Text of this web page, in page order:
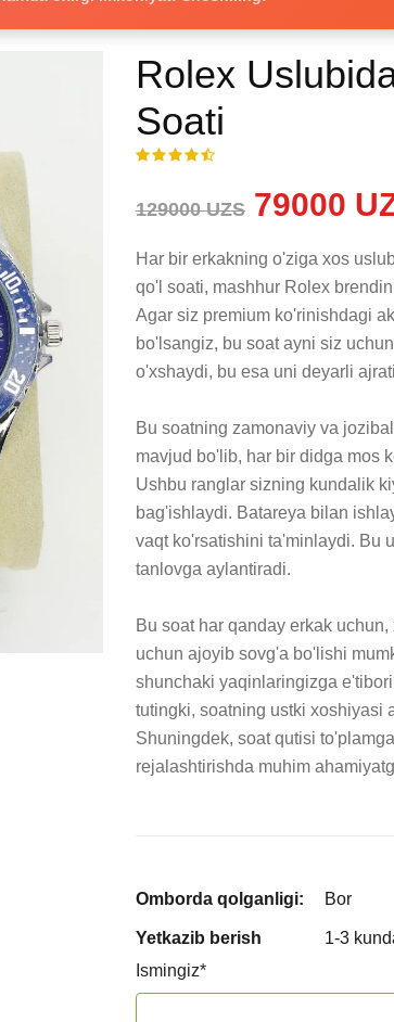
Rolex
Soati
129000 UZS 79000
Har bir erkakning o'ziga xos
qo'l soati, mashhur Rolex
Agar siz premium ko'rinishdagi
bo'lsangiz, bu soat ayni siz
o'xshaydi, bu esa uni deyarli
Bu soatning zamonaviy va
mavjud bo'lib, har bir didga mos
Ushbu ranglar sizning kundalik
bag'ishlaydi. Batareya bilan
vaqt ko'rsatishini ta'minlaydi. Bu
tanlovga aylantiradi.
Bu soat har qanday erkak
uchun ajoyib sovg'a bo'lishi
shunchaki yaqinlaringizga
tutingki, soatning ustki xoshiyasi
Shuningdek, soat qutisi
rejalashtirishda muhim
Omborda qolganligi: Bor
Yetkazib berish
1-3
Ismingiz*